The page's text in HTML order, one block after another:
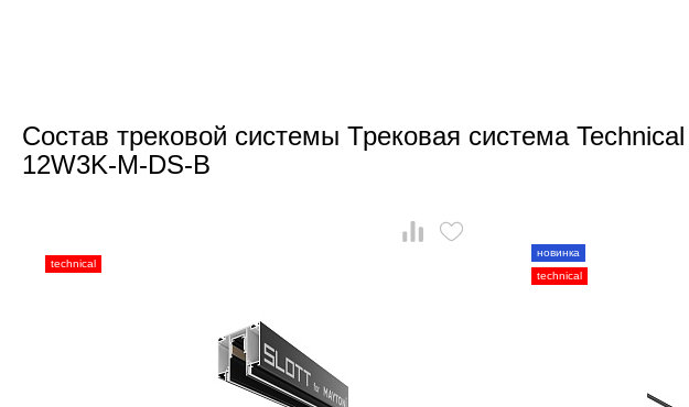
Состав трековой системы Трековая система
12W3K-M-DS-B
technical
новинка
technical